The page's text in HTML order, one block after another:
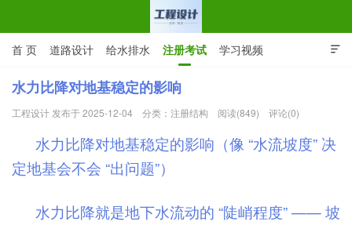

首 页 道路设计 给水排水 注册考试 学习视频
CAD图纸 专业词汇 规范下载
水力比降对地基稳定的影响
工程设计 发布于 2025-12-04 分类： 注册结构 阅读(849) 评论(0)
水力比降对地基稳定的影响（像 “水流坡度” 决
定地基会不会 “出问题”）
水力比降就是地下水流动的 “陡峭程度” —— 坡